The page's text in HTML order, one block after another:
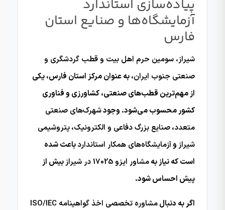
پیاده‌سازی استاندارد
آزمایشگاه‌ها و صنایع استان
فارس
شیراز، سومین حرم اهل بیت و قطب گردشگری و
صنعتی جنوب ایران، به عنوان مرکز استان فارس، یکی
از مهم‌ترین قطب‌های صنعتی، کشاورزی و فناوری
کشور محسوب می‌شود. وجودشهرک‌های صنعتی
متعدد،صنایع بزرگ دفاعی و الکترونیک،پتروشیمی
شیراز وآزمایشگاه‌های همکار استانداردباعث شده
است که نیاز بهمشاور ایزو 17025 در شیراز
بیش از
پیش احساس شود.
اگر به دنبال
مشاوره تخصصی اخذ گواهینامه ISO/IEC